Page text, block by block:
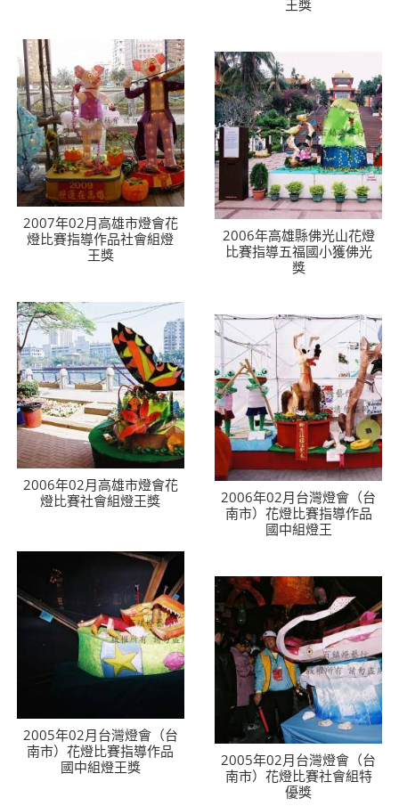
王獎
2007年02月高雄市燈會花
燈比賽指導作品社會組燈
王獎
2006年高雄縣佛光山花燈
比賽指導五福國小獲佛光
獎
2006年02月高雄市燈會花
燈比賽社會組燈王獎
2006年02月台灣燈會（台
南市）花燈比賽指導作品
國中組燈王
2005年02月台灣燈會（台
南市）花燈比賽指導作品
國中組燈王獎
2005年02月台灣燈會（台
南市）花燈比賽社會組特
優獎